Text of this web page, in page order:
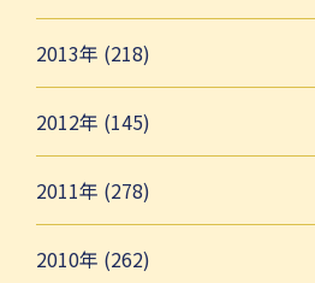
2013年 (218)
2012年 (145)
2011年 (278)
2010年 (262)